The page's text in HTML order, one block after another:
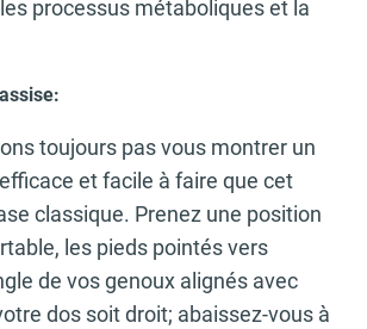
processus métaboliques et la
toujours pas vous montrer un
et facile à faire que cet
classique. Prenez une position
les pieds pointés vers
de vos genoux alignés avec
dos soit droit; abaissez-vous à